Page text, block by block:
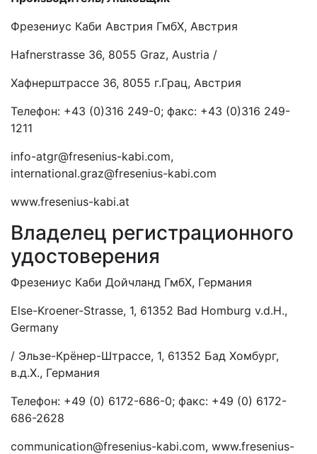
Фрезениус Каби Австрия ГмбХ, Австрия
Hafnerstrasse 36, 8055 Graz, Austria /
Хафнерштрасcе 36, 8055 г.Грац, Австрия
Телефон: +43 (0)316 249-0; факс: +43 (0)316 249-
1211
info-atgr@fresenius-kabi.com,
international.graz@fresenius-kabi.com
www.fresenius-kabi.at
Владелец регистрационного
удостоверения
Фрезениус Каби Дойчланд ГмбХ, Германия
Else-Kroеner-Strasse, 1, 61352 Bad Homburg v.d.H.,
Germany
/ Эльзе-Крёнер-Штрассе, 1, 61352 Бад Хомбург,
в.д.Х., Германия
Телефон: +49 (0) 6172-686-0; факс: +49 (0) 6172-
686-2628
communication@fresenius-kabi.com, www.fresenius-